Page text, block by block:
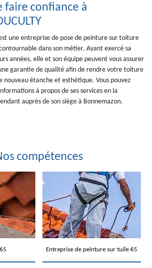
faire confiance à
est une entreprise de pose de peinture sur toiture
dans son métier. Ayant exercé sa
années, elle et son équipe peuvent vous assurer
garantie de qualité afin de rendre votre toiture
nouveau étanche et esthétique. Vous pouvez
à propos de ses services en la
auprès de son siège à Bonnemazon.
compétences
Entreprise de peinture sur tuile 65